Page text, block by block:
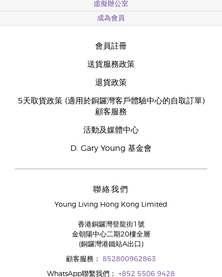
虛擬辦公室
成為會員
會員註冊
送貨服務政策
退貨政策
5天取貨政策 (適用於銅鑼灣客戶體驗中心的自取訂單)
顧客服務
活動及媒體中心
D. Gary Young 基金會
聯絡我們
Young Living Hong Kong Limited
香港銅鑼灣登龍街1號
金朝陽中心二期20樓全層
(銅鑼灣港鐵站A出口)
顧客服務： 852800962863
WhatsApp聯繫我們： +852 5506 9428